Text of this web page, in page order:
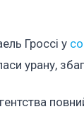
Гроссі у
урану,